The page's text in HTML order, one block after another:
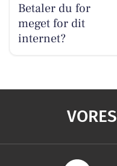
Betaler du for
meget for dit
internet?
VORES